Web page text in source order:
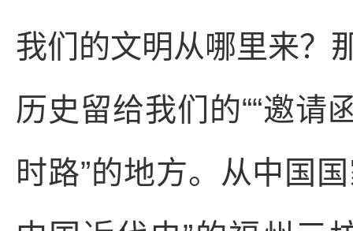
我们的文明从哪里来？
历史留给我们的““邀请
时路”的地方。从中国